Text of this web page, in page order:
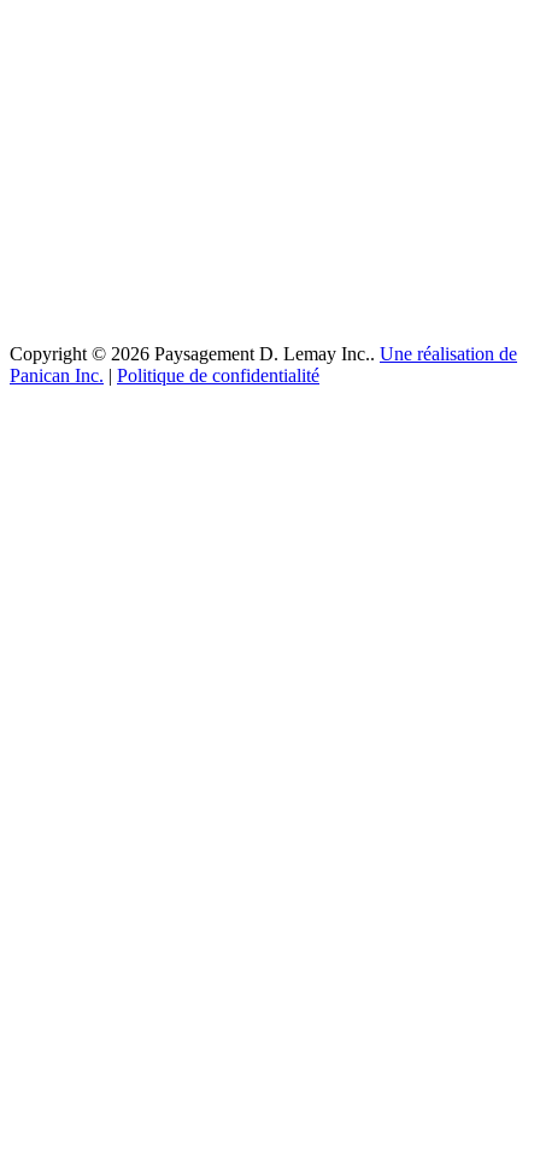
Copyright © 2026 Paysagement D. Lemay Inc.. Une réalisation de
Panican Inc. | Politique de confidentialité